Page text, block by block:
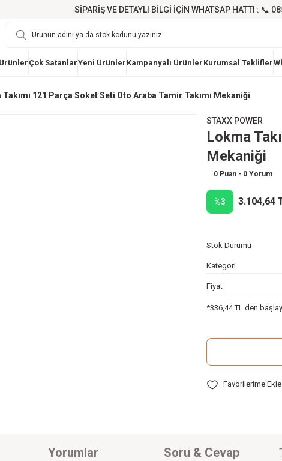
SİPARİŞ VE DETAYLI BİLGİ İÇİN WHATSAP HATTI : 📞
Çok SatanlarYeni Ürünler Kampanyalı Ürünler Kurumsal Teklifler
Takımı 121 Parça Soket Seti Oto Araba Tamir Takımı Mekaniği
STAXX POWER
Lokma
Mekaniği
0 Puan - 0 Yorum
%3 3.104,64
Stok Durumu
Kategori
Fiyat
*336,44 TL den
Yorumlar Soru & Cevap